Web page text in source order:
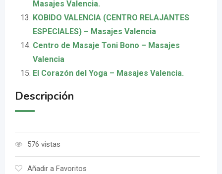
Masajes Valencia.
KOBIDO VALENCIA (CENTRO RELAJANTES
ESPECIALES) – Masajes Valencia
Centro de Masaje Toni Bono – Masajes
Valencia
El Corazón del Yoga – Masajes Valencia.
Descripción
576 vistas
Añadir a Favoritos